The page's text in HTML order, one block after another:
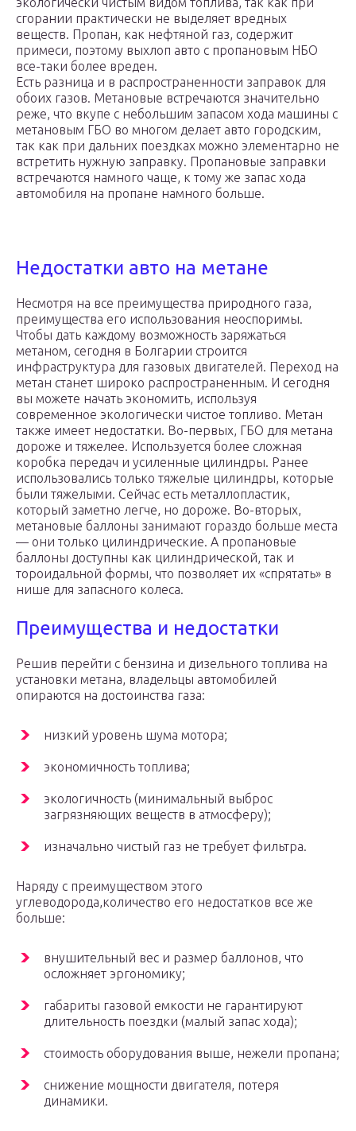
сгорании практически не выделяет вредных
веществ. Пропан, как нефтяной газ, содержит
примеси, поэтому выхлоп авто с пропановым НБО
все-таки более вреден.
Есть разница и в распространенности заправок для
обоих газов. Метановые встречаются значительно
реже, что вкупе с небольшим запасом хода машины с
метановым ГБО во многом делает авто городским,
так как при дальних поездках можно элементарно не
встретить нужную заправку. Пропановые заправки
встречаются намного чаще, к тому же запас хода
автомобиля на пропане намного больше.
Недостатки авто на метане
Несмотря на все преимущества природного газа,
преимущества его использования неоспоримы.
Чтобы дать каждому возможность заряжаться
метаном, сегодня в Болгарии строится
инфраструктура для газовых двигателей. Переход на
метан станет широко распространенным. И сегодня
вы можете начать экономить, используя
современное экологически чистое топливо. Метан
также имеет недостатки. Во-первых, ГБО для метана
дороже и тяжелее. Используется более сложная
коробка передач и усиленные цилиндры. Ранее
использовались только тяжелые цилиндры, которые
были тяжелыми. Сейчас есть металлопластик,
который заметно легче, но дороже. Во-вторых,
метановые баллоны занимают гораздо больше места
— они только цилиндрические. А пропановые
баллоны доступны как цилиндрической, так и
тороидальной формы, что позволяет их «спрятать» в
нише для запасного колеса.
Преимущества и недостатки
Решив перейти с бензина и дизельного топлива на
установки метана, владельцы автомобилей
опираются на достоинства газа:
низкий уровень шума мотора;
экономичность топлива;
экологичность (минимальный выброс
загрязняющих веществ в атмосферу);
изначально чистый газ не требует фильтра.
Наряду с преимуществом этого
углеводорода,количество его недостатков все же
больше:
внушительный вес и размер баллонов, что
осложняет эргономику;
габариты газовой емкости не гарантируют
длительность поездки (малый запас хода);
стоимость оборудования выше, нежели пропана;
снижение мощности двигателя, потеря
динамики.